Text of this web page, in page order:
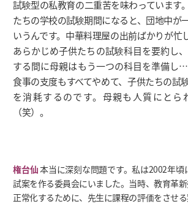
試験型の私教育の二重苦を味わっています
たちの学校の試験期間になると、団地中が
いうんです。中華料理屋の出前ばかりが忙
あらかじめ子供たちの試験科目を要約し
する間に母親はもう一つの科目を準備し
食事の支度もすべてやめて、子供たちの試
を消耗するのです。母親も人質にとら
（笑）。
権台仙本当に深刻な問題です。私は2002年頃
試案を作る委員会にいました。当時、教育革
正常化するために、先生に課程の評価をさせ